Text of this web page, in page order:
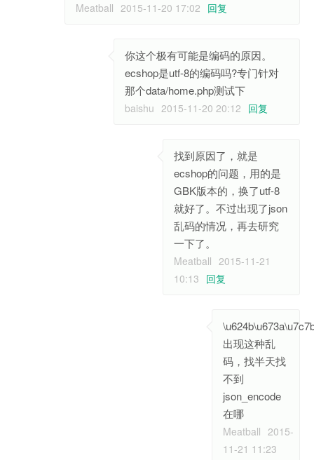
Meatball 2015-11-20 17:02 回复
你这个极有可能是编码的原因。
ecshop是utf-8的编码吗?专门针对
那个data/home.php测试下
baishu 2015-11-20 20:12 回复
找到原因了，就是
ecshop的问题，用的是
GBK版本的，换了utf-8
就好了。不过出现了json
乱码的情况，再去研究
一下了。
Meatball 2015-11-21
10:13 回复
出现这种乱
码，找半天找
不到
json_encode
在哪
Meatball 2015-
11-21 11:23